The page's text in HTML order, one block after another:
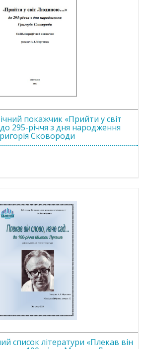
покажчик «Прийти у світ
295-річчя з дня народження
Сковороди
список літератури «Плекав він